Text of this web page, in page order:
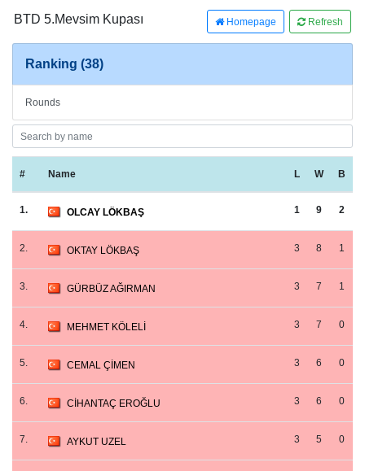
BTD 5.Mevsim Kupası Homepage Refresh
Ranking (38)
Rounds
# Name L W B
1. OLCAY LÖKBAŞ 1 9 2
2. OKTAY LÖKBAŞ 3 8 1
3. GÜRBÜZ AĞIRMAN 3 7 1
4. MEHMET KÖLELİ 3 7 0
5. CEMAL ÇİMEN 3 6 0
6. CİHANTAÇ EROĞLU 3 6 0
7. AYKUT UZEL 3 5 0